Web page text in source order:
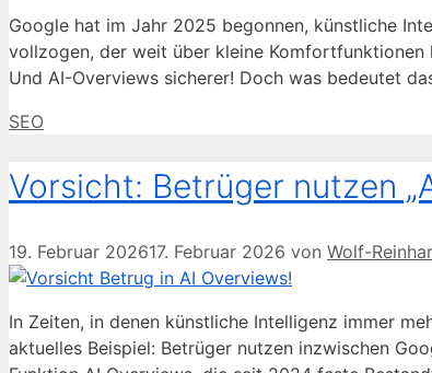
Google hat im Jahr 2025 begonnen, künstliche
vollzogen, der weit über kleine Komfortfunktionen
Und AI-Overviews sicherer! Doch was bedeutet
Kategorien
SEO
Vorsicht: Betrüger nutzen
19. Februar 202617. Februar 2026 von Wolf-
In Zeiten, in denen künstliche Intelligenz immer
aktuelles Beispiel: Betrüger nutzen inzwischen